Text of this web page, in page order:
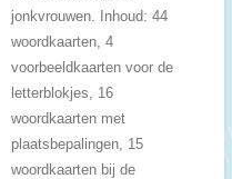
jonkvrouwen. Inhoud: 44
woordkaarten, 4
voorbeeldkaarten voor de
letterblokjes, 16
woordkaarten met
plaatsbepalingen, 15
woordkaarten bij de